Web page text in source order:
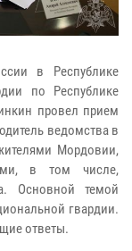
в Республике
по Республике
провел прием
ведомства в
Мордовии,
в том числе,
Основной темой
гвардии.
ответы.